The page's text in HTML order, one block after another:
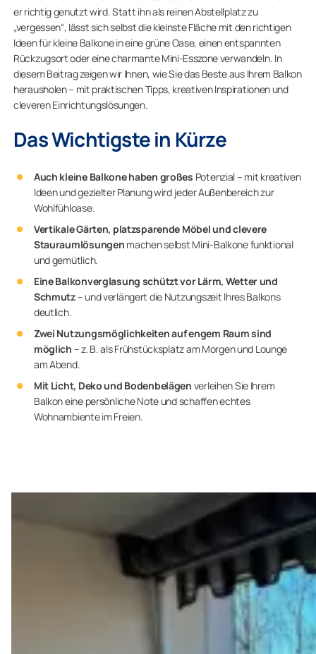
er richtig genutzt wird. Statt ihn als reinen Abstellplatz zu
„vergessen“, lässt sich selbst die kleinste Fläche mit den richtigen
Ideen für kleine Balkone in eine grüne Oase, einen entspannten
Rückzugsort oder eine charmante Mini-Esszone verwandeln. In
diesem Beitrag zeigen wir Ihnen, wie Sie das Beste aus Ihrem Balkon
herausholen – mit praktischen Tipps, kreativen Inspirationen und
cleveren Einrichtungslösungen.
Das Wichtigste in Kürze
Auch kleine Balkone haben großes Potenzial – mit kreativen
Ideen und gezielter Planung wird jeder Außenbereich zur
Wohlfühloase.
Vertikale Gärten, platzsparende Möbel und clevere
Stauraumlösungen machen selbst Mini-Balkone funktional
und gemütlich.
Eine Balkonverglasung schützt vor Lärm, Wetter und
Schmutz– und verlängert die Nutzungszeit Ihres Balkons
deutlich.
Zwei Nutzungsmöglichkeiten auf engem Raum sind
möglich – z. B. als Frühstücksplatz am Morgen und Lounge
am Abend.
Mit Licht, Deko und Bodenbelägen verleihen Sie Ihrem
Balkon eine persönliche Note und schaffen echtes
Wohnambiente im Freien.